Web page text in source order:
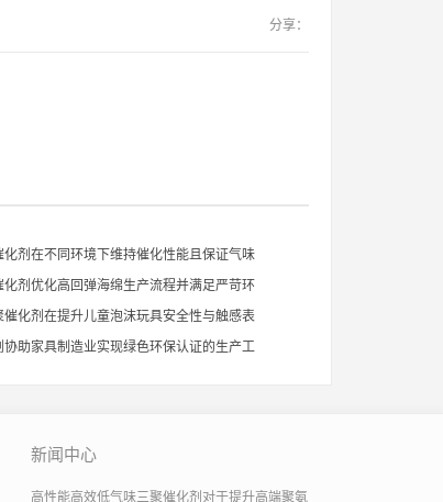
分享：
剂在不同环境下维持催化性能且保证气味
剂优化高回弹海绵生产流程并满足严苛环
化剂在提升儿童泡沫玩具安全性与触感表
助家具制造业实现绿色环保认证的生产工
新闻中心
高性能高效低气味三聚催化剂对于提升高端聚氨